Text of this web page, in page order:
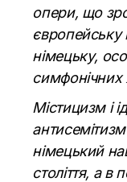
опери, що
європейську
німецьку,
симфонічних
Містицизм і
німецький
століття, а